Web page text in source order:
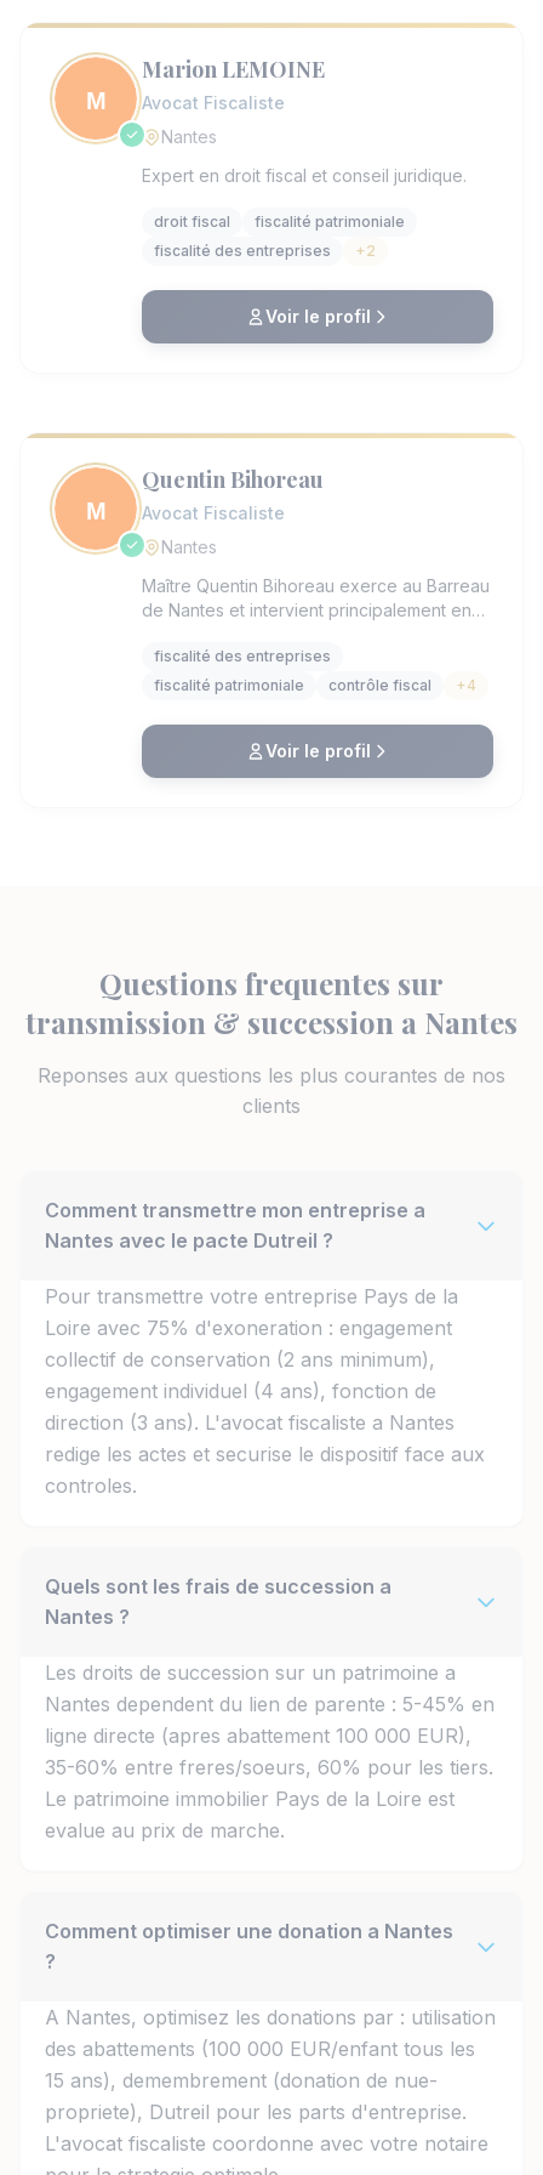
l’égalité. Le cabinet propose un
réflexion proactive sur les enjeux juridiques
actuels, offrant ainsi une réelle valeur
ajoutée à ses clients.
Marion LEMOINE
Avocat Fiscaliste
Nantes
Expert en droit fiscal et conseil juridique.
droit fiscal
fiscalité patrimoniale
fiscalité des entreprises
+2
Voir le profil
Quentin Bihoreau
Avocat Fiscaliste
Nantes
Maître Quentin Bihoreau exerce au Barreau
de Nantes et intervient principalement en
accompagne dirigeants et entreprises dans
la gestion de leurs problématiques fiscales,
expérience au sein de structures comme
Léonard Avocats. Sa collaboration avec un
cabinet reconnu lui permet de traiter des
fiscalité des entreprises
fiscalité patrimoniale
contrôle fiscal +4
Voir le profil
Questions frequentes sur
transmission & succession a Nantes
Reponses aux questions les plus courantes de nos
clients
Comment transmettre mon entreprise a
Nantes avec le pacte Dutreil ?
Pour transmettre votre entreprise Pays de la
Loire avec 75% d'exoneration : engagement
collectif de conservation (2 ans minimum),
engagement individuel (4 ans), fonction de
direction (3 ans). L'avocat fiscaliste a Nantes
redige les actes et securise le dispositif face aux
controles.
Quels sont les frais de succession a
Nantes ?
Les droits de succession sur un patrimoine a
Nantes dependent du lien de parente : 5-45% en
ligne directe (apres abattement 100 000 EUR),
35-60% entre freres/soeurs, 60% pour les tiers.
Le patrimoine immobilier Pays de la Loire est
evalue au prix de marche.
Comment optimiser une donation a Nantes
?
A Nantes, optimisez les donations par : utilisation
des abattements (100 000 EUR/enfant tous les
15 ans), demembrement (donation de nue-
propriete), Dutreil pour les parts d'entreprise.
L'avocat fiscaliste coordonne avec votre notaire